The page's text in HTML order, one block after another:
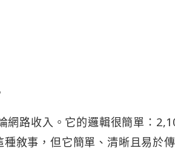
網路收入。它的邏輯很簡單：
敘事，但它簡單、清晰且易於傳